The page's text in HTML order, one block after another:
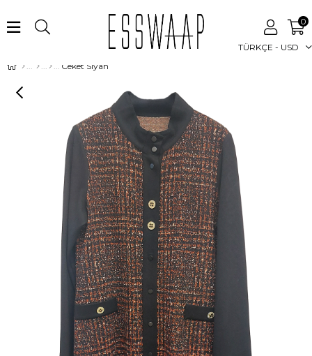
TÜRKÇE - USD
0
Ceket Siyah